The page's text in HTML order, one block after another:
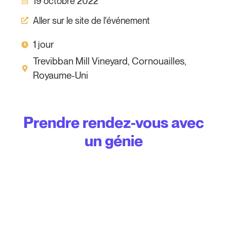
Aller sur le site de l'événement
1 jour
Trevibban Mill Vineyard, Cornouailles,
Royaume-Uni
Prendre rendez-vous avec
un génie